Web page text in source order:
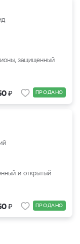
защищенный
₽ ПРОДАНО
и открытый
₽ ПРОДАНО